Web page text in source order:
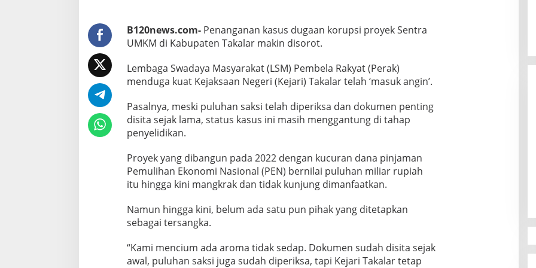
K
o
u
p
s
D
a
n
E
N
U
K
M
!
B120news.com-Penanganan kasus dugaan korupsi proyek Sentra
UMKM di Kabupaten Takalar makin disorot.
Lembaga Swadaya Masyarakat (LSM) Pembela Rakyat (Perak)
menduga kuat Kejaksaan Negeri (Kejari) Takalar telah ‘masuk angin’.
Pasalnya, meski puluhan saksi telah diperiksa dan dokumen penting
disita sejak lama, status kasus ini masih menggantung di tahap
penyelidikan.
Proyek yang dibangun pada 2022 dengan kucuran dana pinjaman
Pemulihan Ekonomi Nasional (PEN) bernilai puluhan miliar rupiah
itu hingga kini mangkrak dan tidak kunjung dimanfaatkan.
Namun hingga kini, belum ada satu pun pihak yang ditetapkan
sebagai tersangka.
“Kami mencium ada aroma tidak sedap. Dokumen sudah disita sejak
awal, puluhan saksi juga sudah diperiksa, tapi Kejari Takalar tetap
Canvasser MuLIA Ungkit Dugaan
Kecurangan, Respons Appi Picu
Amarah Massa
Di Politik